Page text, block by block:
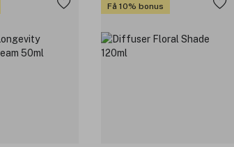
Få 10% bonus